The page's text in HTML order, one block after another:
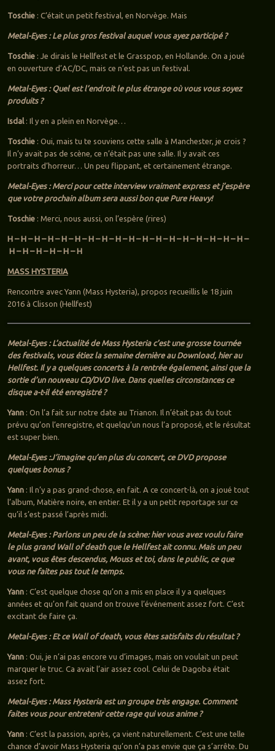
Toschie : C’était un petit festival, en Norvège. Mais
Metal-Eyes : Le plus gros festival auquel vous ayez participé ?
Toschie : Je dirais le Hellfest et le Grasspop, en Hollande. On a joué
en ouverture d’AC/DC, mais ce n’est pas un festival.
Metal-Eyes : Quel est l’endroit le plus étrange où vous vous soyez
produits ?
Isdal : Il y en a plein en Norvège…
Toschie : Oui, mais tu te souviens cette salle à Manchester, je crois ?
Il n’y avait pas de scène, ce n’était pas une salle. Il y avait ces
portraits d’horreur… Un peu flippant, et certainement étrange.
Metal-Eyes : Merci pour cette interview vraiment express et j’espère
que votre prochain album sera aussi bon que Pure Heavy!
Toschie : Merci, nous aussi, on l’espère (rires)
H – H – H – H – H – H – H – H – H – H – H – H – H – H – H – H – H – H –
H – H – H – H – H – H
MASS HYSTERIA
Rencontre avec Yann (Mass Hysteria), propos recueillis le 18 juin
2016 à Clisson (Hellfest)
Metal-Eyes : L’actualité de Mass Hysteria c’est une grosse tournée
des festivals, vous étiez la semaine dernière au Download, hier au
Hellfest. Il y a quelques concerts à la rentrée également, ainsi que la
sortie d’un nouveau CD/DVD live. Dans quelles circonstances ce
disque a-t-il été enregistré ?
Yann : On l’a fait sur notre date au Trianon. Il n’était pas du tout
prévu qu’on l’enregistre, et quelqu’un nous l’a proposé, et le résultat
est super bien.
Metal-Eyes :J’imagine qu’en plus du concert, ce DVD propose
quelques bonus ?
Yann : Il n’y a pas grand-chose, en fait. A ce concert-là, on a joué tout
l’album, Matière noire, en entier. Et il y a un petit reportage sur ce
qu’il s’est passé l’après midi.
Metal-Eyes : Parlons un peu de la scène: hier vous avez voulu faire
le plus grand Wall of death que le Hellfest ait connu. Mais un peu
avant, vous êtes descendus, Mouss et toi, dans le public, ce que
vous ne faites pas tout le temps.
Yann : C’est quelque chose qu’on a mis en place il y a quelques
années et qu’on fait quand on trouve l’événement assez fort. C’est
excitant de faire ça.
Metal-Eyes : Et ce Wall of death, vous êtes satisfaits du résultat ?
Yann : Oui, je n’ai pas encore vu d’images, mais on voulait un peut
marquer le truc. Ca avait l’air assez cool. Celui de Dagoba était
assez fort.
Metal-Eyes : Mass Hysteria est un groupe très engage. Comment
faites vous pour entretenir cette rage qui vous anime ?
Yann : C’est la passion, après, ça vient naturellement. C’est une telle
chance d’avoir Mass Hysteria qu’on n’a pas envie que ça s’arrête. Du